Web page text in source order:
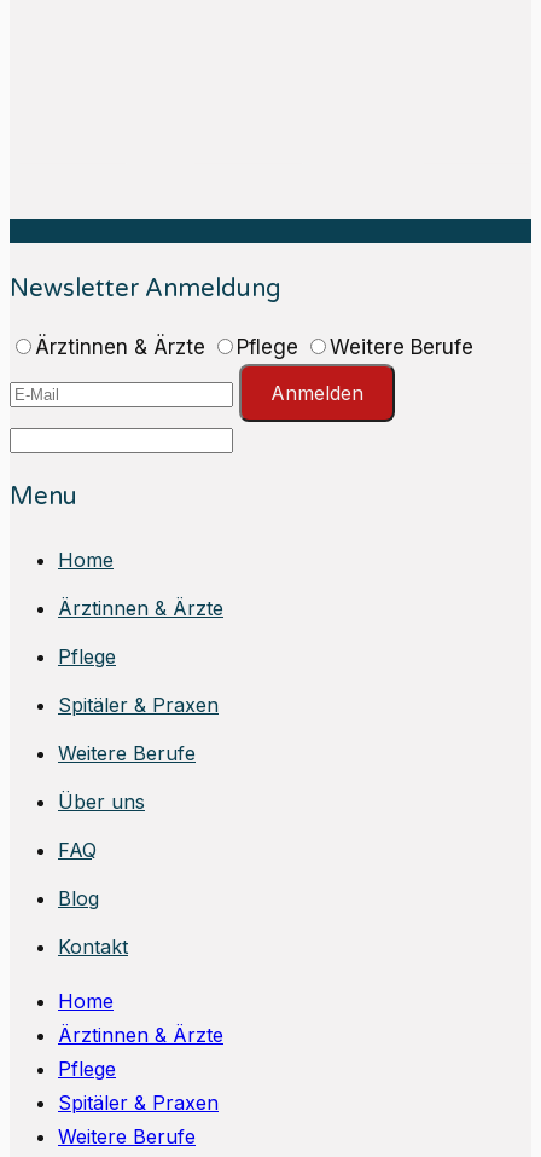
Newsletter Anmeldung
Ärztinnen & Ärzte Pflege
Weitere Berufe
Anmelden
Menu
Home
Ärztinnen & Ärzte
Pflege
Spitäler & Praxen
Weitere Berufe
Über uns
FAQ
Blog
Kontakt
Home
Ärztinnen & Ärzte
Pflege
Spitäler & Praxen
Weitere Berufe